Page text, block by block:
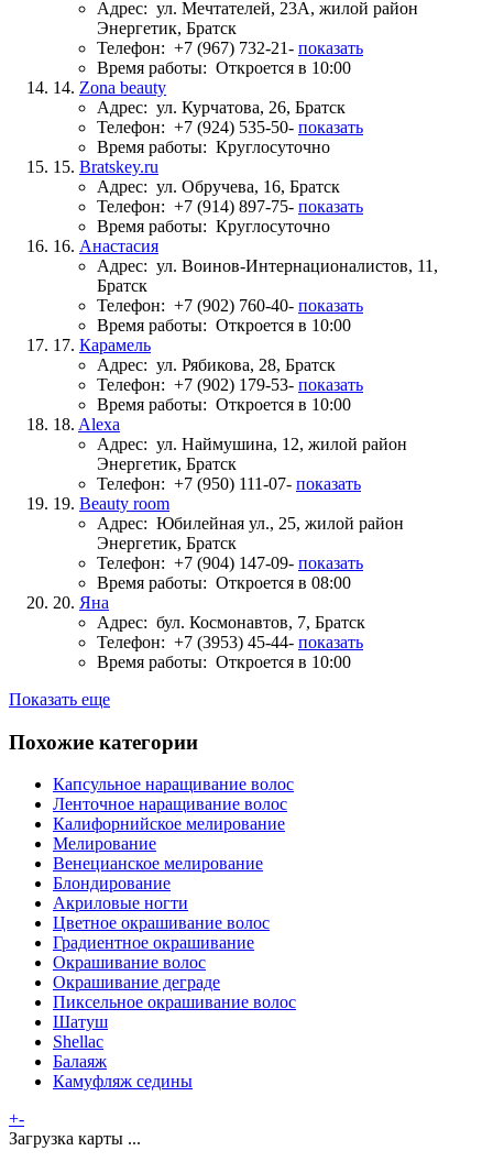
Адрес: ул. Мечтателей, 23А, жилой район
Энергетик, Братск
Телефон: +7 (967) 732-21- показать
Время работы: Откроется в 10:00
14. Zona beauty
Адрес: ул. Курчатова, 26, Братск
Телефон: +7 (924) 535-50- показать
Время работы: Круглосуточно
15. Bratskey.ru
Адрес: ул. Обручева, 16, Братск
Телефон: +7 (914) 897-75- показать
Время работы: Круглосуточно
16. Анастасия
Адрес: ул. Воинов-Интернационалистов, 11,
Братск
Телефон: +7 (902) 760-40- показать
Время работы: Откроется в 10:00
17. Карамель
Адрес: ул. Рябикова, 28, Братск
Телефон: +7 (902) 179-53- показать
Время работы: Откроется в 10:00
18. Alexa
Адрес: ул. Наймушина, 12, жилой район
Энергетик, Братск
Телефон: +7 (950) 111-07- показать
19. Beauty room
Адрес: Юбилейная ул., 25, жилой район
Энергетик, Братск
Телефон: +7 (904) 147-09- показать
Время работы: Откроется в 08:00
20. Яна
Адрес: бул. Космонавтов, 7, Братск
Телефон: +7 (3953) 45-44- показать
Время работы: Откроется в 10:00
Показать еще
Похожие категории
Капсульное наращивание волос
Ленточное наращивание волос
Калифорнийское мелирование
Мелирование
Венецианское мелирование
Блондирование
Акриловые ногти
Цветное окрашивание волос
Градиентное окрашивание
Окрашивание волос
Окрашивание деграде
Пиксельное окрашивание волос
Шатуш
Shellac
Балаяж
Камуфляж седины
+-
Загрузка карты ...